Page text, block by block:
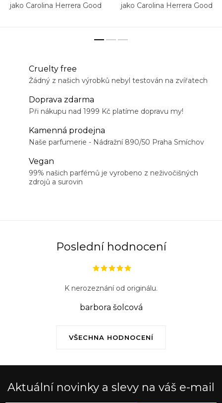
jako Carolina Herrera Good
jako Carolina Herrera Good
Cruelty free
Žádný z našich výrobků nebyl testován na zvířatech
Doprava zdarma
Při nákupu nad 1999 Kč platíme dopravu my!
Kamenná prodejna
Naše parfumerie - Nádražní 890/50 Praha Smíchov
Vegan
99% našich parfémů je vyrobeno z neživočišných
zdrojů a surovin
Poslední hodnocení
VŠECHNA HODNOCENÍ
K nerozeznání od originálu.
barbora šolcová
Aktuální novinky a slevy na váš e-mail